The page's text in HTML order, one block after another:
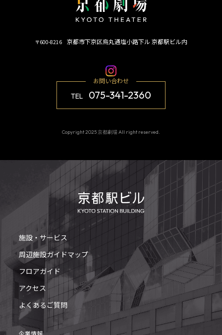
〒600-8216 京都市下京区烏丸通塩小路下ル 京都駅ビル内
お問い合わせ
TEL 075-341-2360
Copyright 2025 京都劇場 All right reserved.
施設・サービス
周辺施設ガイドマップ
フロアガイド
アクセス
よくあるご質問
企業情報